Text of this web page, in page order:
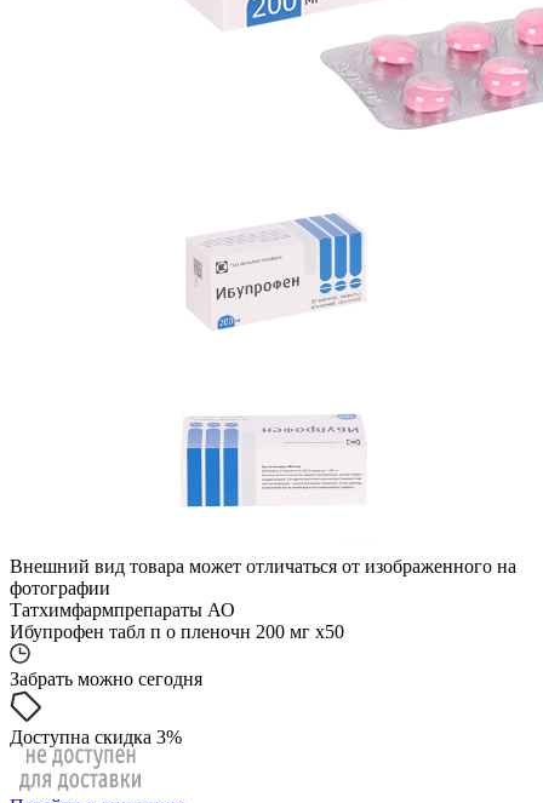
Внешний вид товара может отличаться от изображенного на
фотографии
Татхимфармпрепараты АО
Ибупрофен табл п о пленочн 200 мг x50
Забрать можно сегодня
Доступна скидка 3%